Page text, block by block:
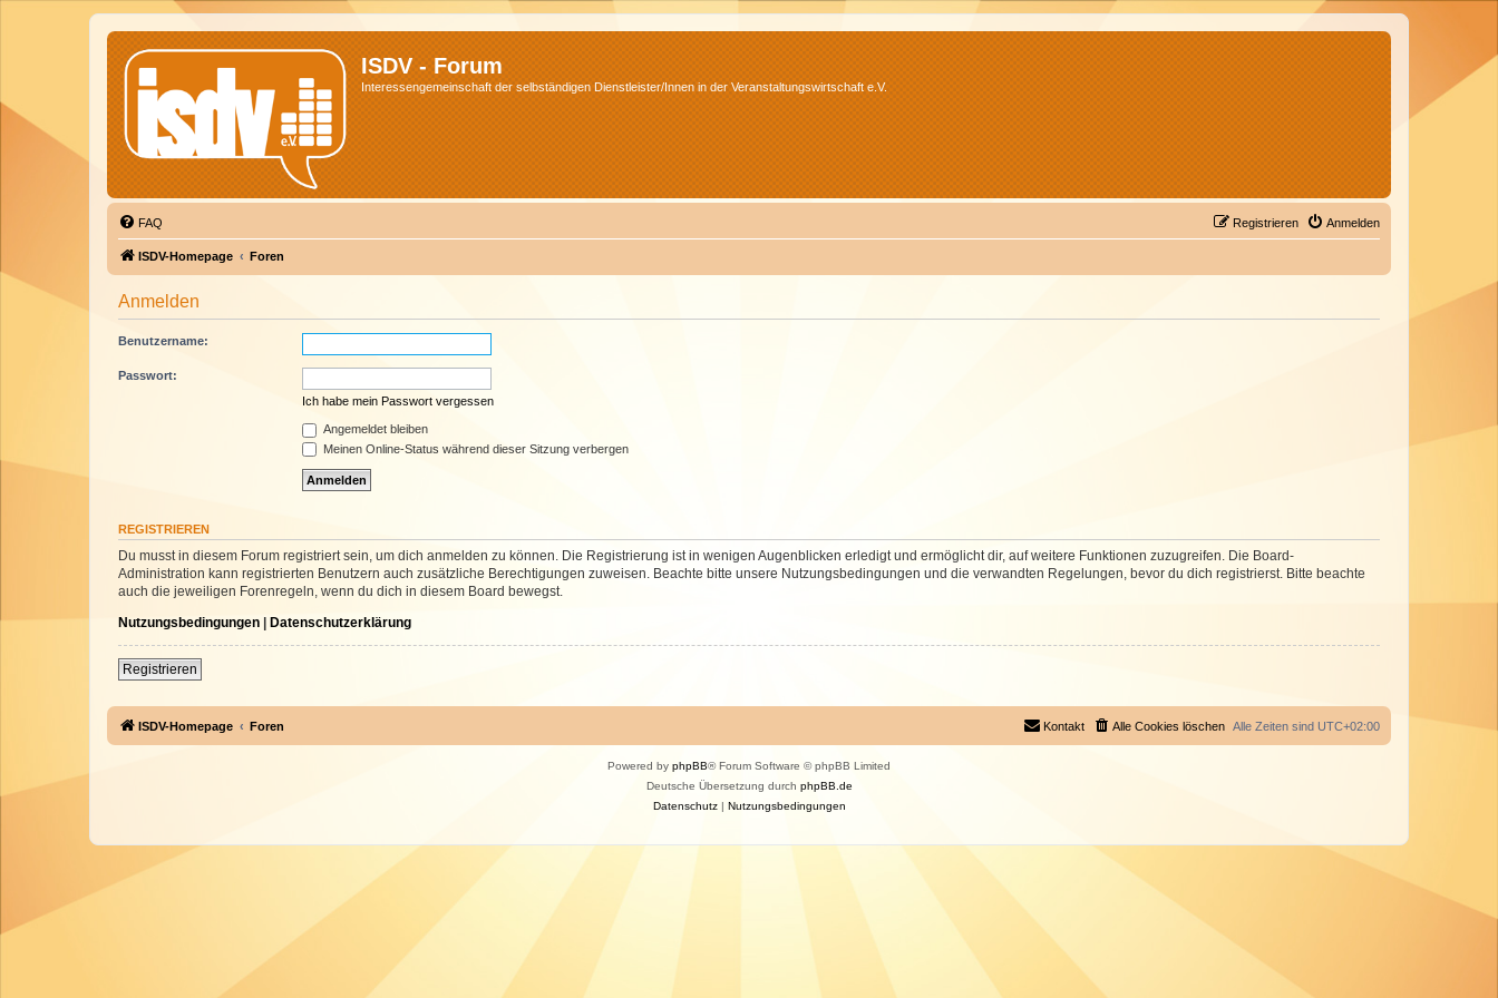
ISDV - Forum
Interessengemeinschaft der selbständigen Dienstleister/Innen in der Veranstaltungswirtschaft e.V.
FAQ Anmelden
Registrieren
ISDV-Homepage Foren
Anmelden
Benutzername:
Passwort:
Ich habe mein Passwort vergessen
Angemeldet bleiben
Meinen Online-Status während dieser Sitzung verbergen
REGISTRIEREN
Du musst in diesem Forum registriert sein, um dich anmelden zu können. Die Registrierung ist in wenigen Augenblicken erledigt und ermöglicht dir, auf weitere Funktionen zuzugreifen. Die Board-
Administration kann registrierten Benutzern auch zusätzliche Berechtigungen zuweisen. Beachte bitte unsere Nutzungsbedingungen und die verwandten Regelungen, bevor du dich registrierst. Bitte beachte
auch die jeweiligen Forenregeln, wenn du dich in diesem Board bewegst.
Nutzungsbedingungen | Datenschutzerklärung
Registrieren
ISDV-Homepage Foren Alle Zeiten sind UTC+02:00
Alle Cookies löschen
Kontakt
Powered by phpBB® Forum Software © phpBB Limited
Deutsche Übersetzung durch phpBB.de
Datenschutz| Nutzungsbedingungen